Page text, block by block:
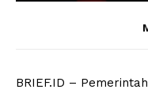
BRIEF.ID –